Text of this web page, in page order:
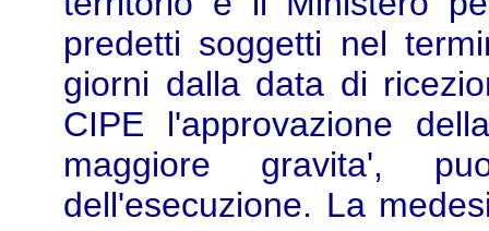
predetti soggetti nel
giorni dalla data di
CIPE l'approvazione
maggiore gravita',
dell'esecuzione. La